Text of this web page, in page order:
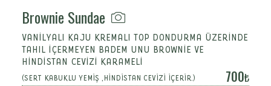
Brownie Sundae
VANİLYALI KAJU KREMALI TOP DONDURMA ÜZERİNDE
TAHIL İÇERMEYEN BADEM UNU BROWNİE VE
HİNDİSTAN CEVİZİ KARAMELİ
(SERT KABUKLU YEMİŞ ,HİNDİSTAN CEVİZİ İÇERİR.) 700